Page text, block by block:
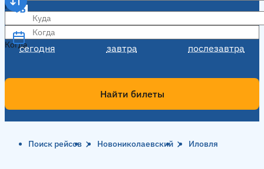
Куда
Когда
сегодня завтра послезавтра
Когда
Найти билеты
Поиск рейсов Новониколаевский Иловля